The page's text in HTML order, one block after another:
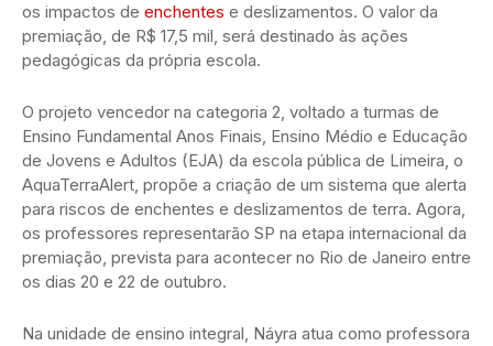
os impactos de enchentes e deslizamentos. O valor da
premiação, de R$ 17,5 mil, será destinado às ações
pedagógicas da própria escola.
O projeto vencedor na categoria 2, voltado a turmas de
Ensino Fundamental Anos Finais, Ensino Médio e Educação
de Jovens e Adultos (EJA) da escola pública de Limeira, o
AquaTerraAlert, propõe a criação de um sistema que alerta
para riscos de enchentes e deslizamentos de terra. Agora,
os professores representarão SP na etapa internacional da
premiação, prevista para acontecer no Rio de Janeiro entre
os dias 20 e 22 de outubro.
Na unidade de ensino integral, Náyra atua como professora